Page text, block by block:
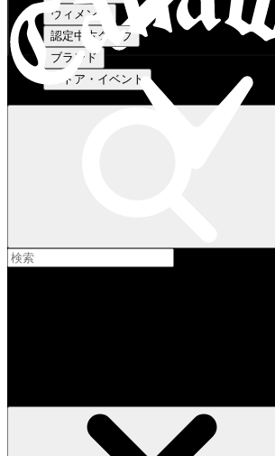
ウィメンズ
認定中古クラブ
ブランド
ストア・イベント